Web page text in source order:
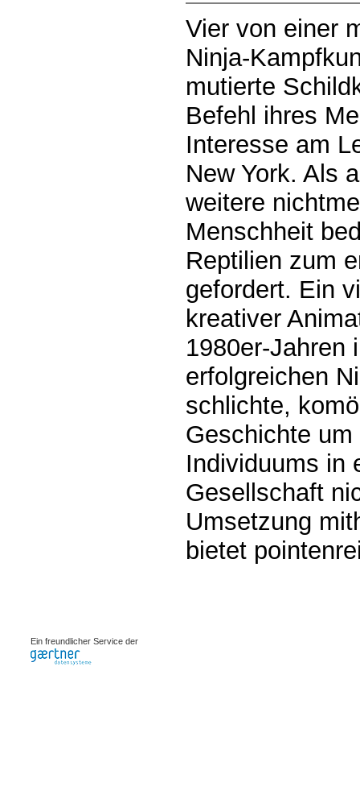
Vier von einer
Ninja-
mutierte
Befehl ihres
Interesse am
New York. Als
weitere
Menschheit
Reptilien zum
gefordert. Ein
kreativer
1980er-Jahren
erfolgreichen
schlichte,
Geschichte
Individuums in
Gesellschaft
Umsetzung
bietet
Ein freundlicher Service der